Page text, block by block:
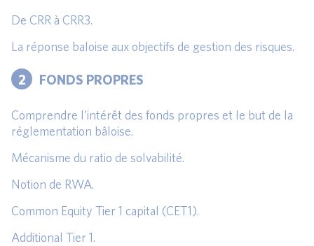
De CRR à CRR3.
La réponse baloise aux objectifs de gestion des risques.
2 FONDS PROPRES
Comprendre l’intérêt des fonds propres et le but de la
réglementation bâloise.
Mécanisme du ratio de solvabilité.
Notion de RWA.
Common Equity Tier 1 capital (CET1).
Additional Tier 1.